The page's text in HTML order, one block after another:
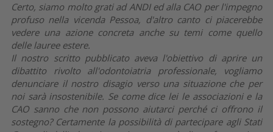
Certo, siamo molto grati ad ANDI ed alla CAO per l'impegno
profuso nella vicenda Pessoa, d'altro canto ci piacerebbe
vedere una azione concreta anche su temi come quello
delle lauree estere.
Il nostro scritto pubblicato aveva l'obiettivo di aprire un
dibattito rivolto all'odontoiatria professionale, vogliamo
denunciare il nostro disagio verso una situazione che per
noi sarà insostenibile. Se come dice lei le associazioni e la
CAO sanno che non possono aiutarci perché ci offrono il
sostegno? Certamente la possibilità di partecipare agli Stati